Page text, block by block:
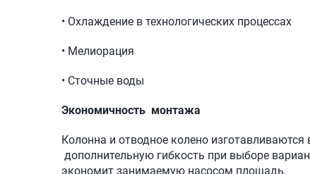
• Охлаждение в технологических процессах
• Мелиорация
• Сточные воды
Экономичность монтажа
Колонна и отводное колено
дополнительную гибкость при выборе
экономит занимаемую насосом площадь.